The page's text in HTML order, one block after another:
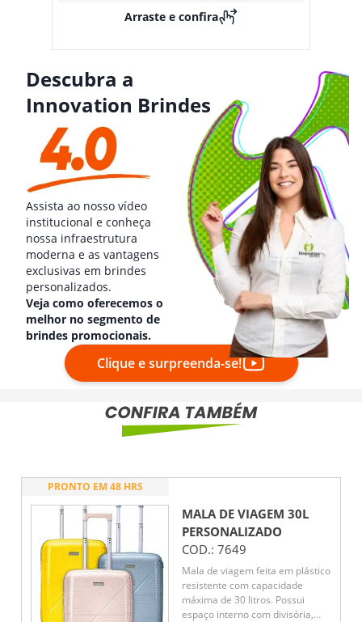
Arraste e confira
Descubra a
Innovation Brindes
Assista ao nosso vídeo
institucional e conheça
nossa infraestrutura
moderna e as vantagens
exclusivas em brindes
personalizados.
Veja como oferecemos o
melhor no segmento de
brindes promocionais.
Clique e surpreenda-se!
PRONTO EM 48 HRS
MALA DE VIAGEM 30L
PERSONALIZADO
COD.: 7649
Mala de viagem feita em plástico
resistente com capacidade
máxima de 30 litros. Possui
espaço interno com divisória,